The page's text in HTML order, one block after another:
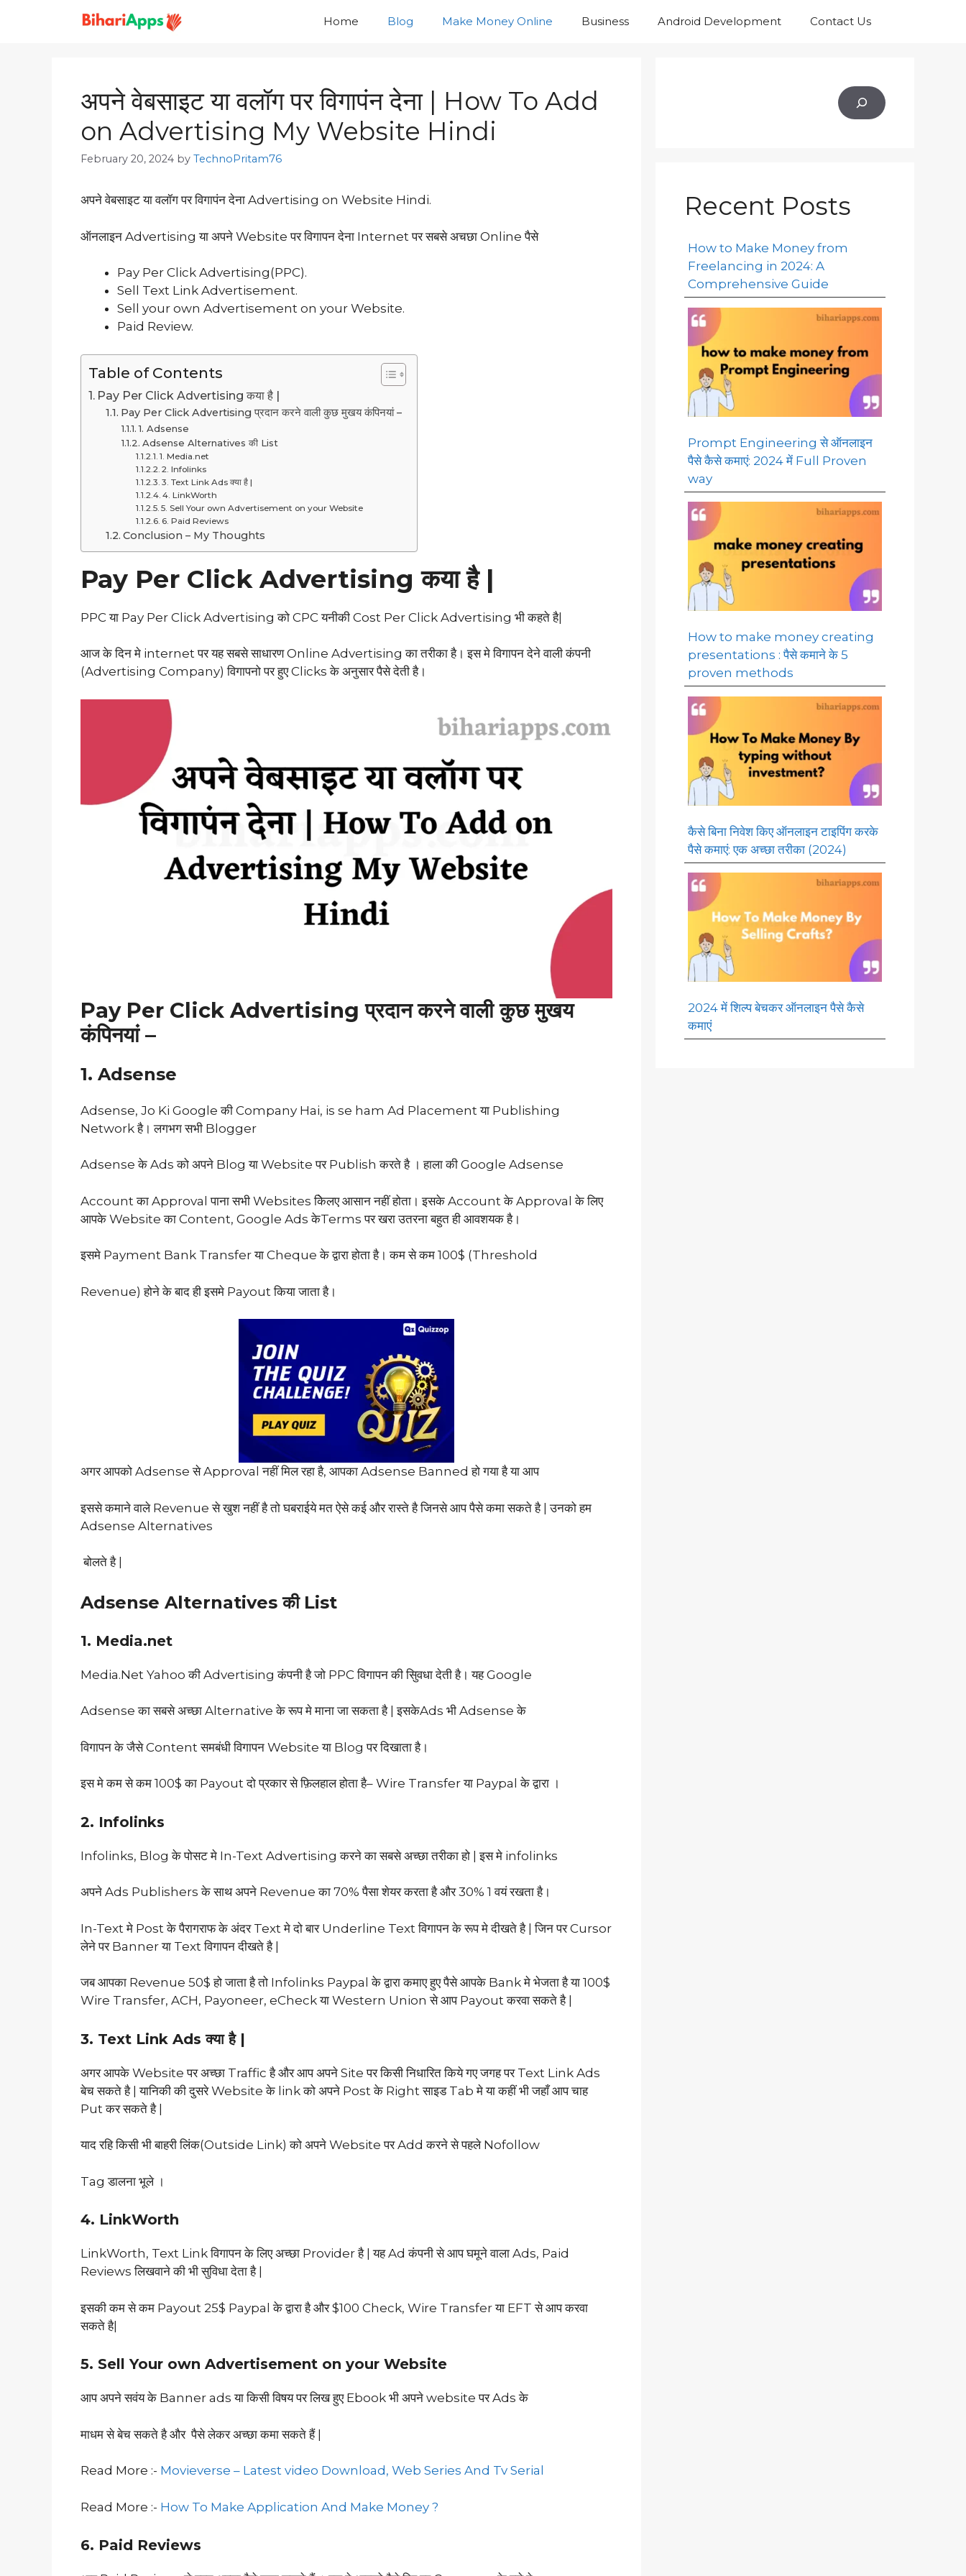
Home Blog Make Money Online Business Android Development Contact Us
अपने वेबसाइट या वलॉग पर विगापंन देना | How To Add
on Advertising My Website Hindi
February 20, 2024 by TechnoPritam76
अपने वेबसाइट या वलॉग पर विगापंन देना Advertising on Website Hindi.
ऑनलाइन Advertising या अपने Website पर विगापन देना Internet पर सबसे अचछा Online पैसे
Pay Per Click Advertising(PPC).
Sell Text Link Advertisement.
Sell your own Advertisement on your Website.
Paid Review.
Table of Contents
Pay Per Click Advertising कया है |
Pay Per Click Advertising प्रदान करने वाली कुछ मुखय कंपिनयां –
1. Adsense
Adsense Alternatives की List
1. Media.net
2. Infolinks
3. Text Link Ads क्या है |
4. LinkWorth
5. Sell Your own Advertisement on your Website
6. Paid Reviews
Conclusion – My Thoughts
Pay Per Click Advertising कया है |
PPC या Pay Per Click Advertising को CPC यनीकी Cost Per Click Advertising भी कहते है|
आज के दिन मे internet पर यह सबसे साधारण Online Advertising का तरीका है। इस मे विगापन देने वाली कंपनी
(Advertising Company) विगापनो पर हुए Clicks के अनुसार पैसे देती है।
Pay Per Click Advertising प्रदान करने वाली कुछ मुखय
कंपिनयां –
1. Adsense
Adsense, Jo Ki Google की Company Hai, is se ham Ad Placement या Publishing
Network है। लगभग सभी Blogger
Adsense के Ads को अपने Blog या Website पर Publish करते है । हाला की Google Adsense
Account का Approval पाना सभी Websites केिलए आसान नहीं होता। इसके Account के Approval के लिए
आपके Website का Content, Google Ads केTerms पर खरा उतरना बहुत ही आवशयक है।
इसमे Payment Bank Transfer या Cheque के द्वारा होता है। कम से कम 100$ (Threshold
Revenue) होने के बाद ही इसमे Payout किया जाता है।
अगर आपको Adsense से Approval नहीं मिल रहा है, आपका Adsense Banned हो गया है या आप
इससे कमाने वाले Revenue से खुश नहीं है तो घबराईये मत ऐसे कई और रास्ते है जिनसे आप पैसे कमा सकते है | उनको हम
Adsense Alternatives
बोलते है |
Adsense Alternatives की List
1. Media.net
Media.Net Yahoo की Advertising कंपनी है जो PPC विगापन की सुिवधा देती है। यह Google
Adsense का सबसे अच्छा Alternative के रूप मे माना जा सकता है | इसकेAds भी Adsense के
विगापन के जैसे Content समबंधी विगापन Website या Blog पर दिखाता है।
इस मे कम से कम 100$ का Payout दो प्रकार से फ़िलहाल होता है– Wire Transfer या Paypal के द्वारा ।
2. Infolinks
Infolinks, Blog के पोसट मे In-Text Advertising करने का सबसे अच्छा तरीका हो | इस मे infolinks
अपने Ads Publishers के साथ अपने Revenue का 70% पैसा शेयर करता है और 30% 1 वयं रखता है।
In-Text मे Post के पैरागराफ के अंदर Text मे दो बार Underline Text विगापन के रूप मे दीखते है | जिन पर Cursor
लेने पर Banner या Text विगापन दीखते है |
जब आपका Revenue 50$ हो जाता है तो Infolinks Paypal के द्वारा कमाए हुए पैसे आपके Bank मे भेजता है या 100$
Wire Transfer, ACH, Payoneer, eCheck या Western Union से आप Payout करवा सकते है |
3. Text Link Ads क्या है |
अगर आपके Website पर अच्छा Traffic है और आप अपने Site पर किसी निधारित किये गए जगह पर Text Link Ads
बेच सकते है | यानिकी की दुसरे Website के link को अपने Post के Right साइड Tab मे या कहीं भी जहाँ आप चाह
Put कर सकते है |
याद रहि किसी भी बाहरी लिंक(Outside Link) को अपने Website पर Add करने से पहले Nofollow
Tag डालना भूले ।
4. LinkWorth
LinkWorth, Text Link विगापन के लिए अच्छा Provider है | यह Ad कंपनी से आप घमूने वाला Ads, Paid
Reviews लिखवाने की भी सुविधा देता है |
इसकी कम से कम Payout 25$ Paypal के द्वारा है और $100 Check, Wire Transfer या EFT से आप करवा
सकते है|
5. Sell Your own Advertisement on your Website
आप अपने सवंय के Banner ads या किसी विषय पर लिख हुए Ebook भी अपने website पर Ads के
माधम से बेच सकते है और पैसे लेकर अच्छा कमा सकते हैं |
Read More :- Movieverse – Latest video Download, Web Series And Tv Serial
Read More :- How To Make Application And Make Money ?
6. Paid Reviews
Recent Posts
How to Make Money from
Freelancing in 2024: A
Comprehensive Guide
Prompt Engineering से ऑनलाइन
पैसे कैसे कमाएं: 2024 में Full Proven
way
How to make money creating
presentations : पैसे कमाने के 5
proven methods
कैसे बिना निवेश किए ऑनलाइन टाइपिंग करके
पैसे कमाएं: एक अच्छा तरीका (2024)
2024 में शिल्प बेचकर ऑनलाइन पैसे कैसे
कमाएं